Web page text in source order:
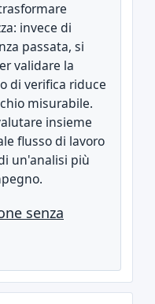
invece di
passata, si
validare la
di verifica riduce
misurabile.
insieme
flusso di lavoro
un'analisi più
senza